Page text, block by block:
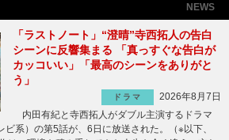
NEWS
「ラストノート」“澄晴”寺西拓人の告白
シーンに反響集まる 「真っすぐな告白が
カッコいい」「最高のシーンをありがと
う」
ドラマ
2026年8月7日
内田有紀と寺西拓人がダブル主演するドラマ
ビ系）の第5話が、6日に放送された。（※以下、